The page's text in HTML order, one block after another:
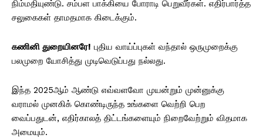
நிம்மதியுண்டு. சம்பள பாக்கியை போராடி பெறுவீர்கள். எதிர்பார்த்த
சலுகைகள் தாமதமாக கிடைக்கும்.
கணினி துறையினரே! புதிய வாய்ப்புகள் வந்தால் ஒருமுறைக்கு
பலமுறை யோசித்து முடிவெடுப்பது நல்லது.
இந்த 2025ஆம் ஆண்டு எவ்வளவோ முயன்றும் முன்னுக்கு
வராமல் முனகிக் கொண்டிருந்த உங்களை வெற்றி பெற
வைப்பதுடன், எதிர்காலத் திட்டங்களையும் நிறைவேற்றும் விதமாக
அமையும்.